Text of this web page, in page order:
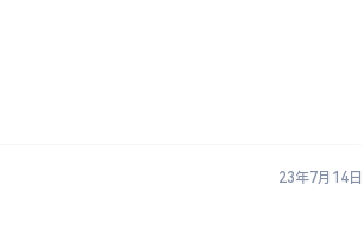
23年7月14日